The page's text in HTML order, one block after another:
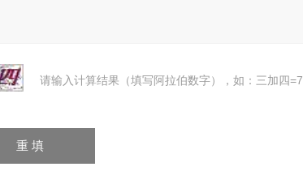
请输入计算结果（填写阿拉伯数字），如：三加四=7